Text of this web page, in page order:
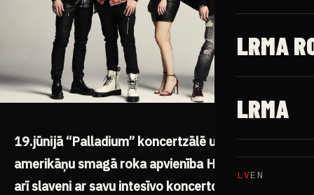
LRMA
LRMA
LVEN
19.jūnijā “Palladium” koncertzālē uzstāsies
amerikāņu smagā roka apvienība Halestorm. Lai
arī slaveni ar savu intesīvo koncertdarbību (gadā